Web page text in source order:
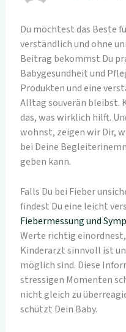
Du möchtest das Beste
verständlich und ohne
Beitrag bekommst Du
Babygesundheit und
Produkten und eine
Alltag souverän bleibst.
das, was wirklich hilft.
wohnst, zeigen wir Dir,
bei Deine
geben kann.
Falls Du bei Fieber
findest Du eine leicht
Fiebermessung und
Werte richtig
Kinderarzt sinnvoll ist
möglich sind. Diese
stressigen Momenten
nicht gleich zu
schützt Dein Baby.